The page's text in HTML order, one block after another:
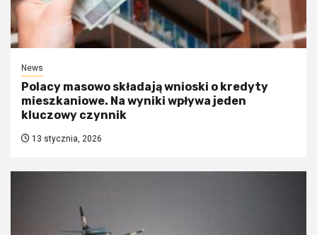
News
Polacy masowo składają wnioski o kredyty
mieszkaniowe. Na wyniki wpływa jeden
kluczowy czynnik
13 stycznia, 2026